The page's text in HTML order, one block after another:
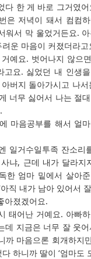
다 한 게 바로 그거였
은 저녁이 돼서 컴컴
워서 막 울었거든요.
운 마음이 커졌더라고
예요. 벗어나지 않으
고요. 싫었던 내 인생
버지 돌아가시고 나
너무 싫어서 나는 절
마음공부를 해서 얼
일거수일투족 잔소
냐, 근데 내가 달라지
한 엄마 밑에서 살아
직 내가 남아 있어서
아졌겠어요.
태어난 거예요. 아빠
데 지금은 너무 잘 웃
까 마음으론 회개하지
하니까 딸이 ‘엄마도